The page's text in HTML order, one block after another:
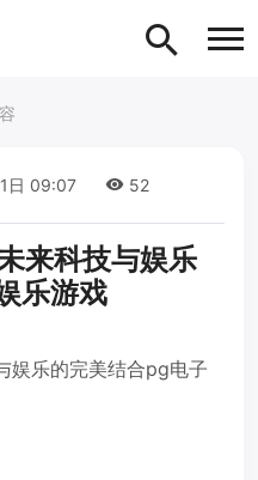
日 09:07 52
来科技与娱乐
乐游戏
娱乐的完美结合pg电子